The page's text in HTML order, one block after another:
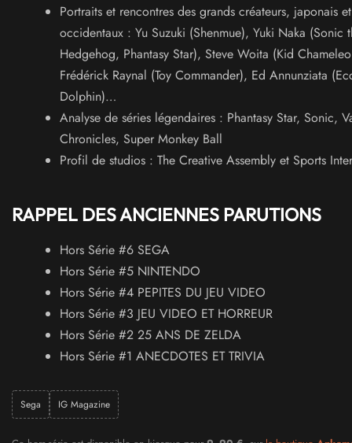
Portraits et rencontres des grands créateurs, japonais et
occidentaux : Yu Suzuki (Shenmue), Yuki Naka (Sonic
Hedgehog, Phantasy Star), Steve Woita (Kid
Frédérick Raynal (Toy Commander), Ed Annunziata
Dolphin)…
Analyse de séries légendaires : Phantasy Star, Sonic,
Chronicles, Super Monkey Ball
Profil de studios : The Creative Assembly et Sports
RAPPEL DES ANCIENNES PARUTIONS
Hors Série #6 SEGA
Hors Série #5 NINTENDO
Hors Série #4 PEPITES DU JEU VIDEO
Hors Série #3 JEU VIDEO ET HORREUR
Hors Série #2 25 ANS DE ZELDA
Hors Série #1 ANECDOTES ET TRIVIA
Sega IG Magazine